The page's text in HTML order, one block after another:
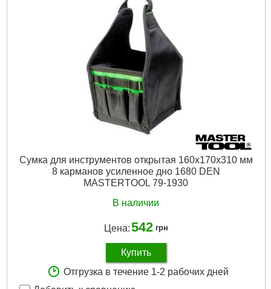
Подробнее...
Сумка для инструментов открытая 160х170х310 мм
8 карманов усиленное дно 1680 DEN
MASTERTOOL 79-1930
В наличии
Цена:542 грн
Купить
Отгрузка в течение 1-2 рабочих дней